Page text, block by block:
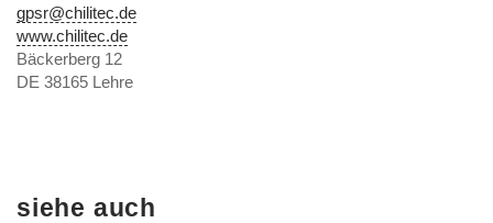
gpsr@chilitec.de
www.chilitec.de
Bäckerberg 12
DE 38165 Lehre
siehe auch